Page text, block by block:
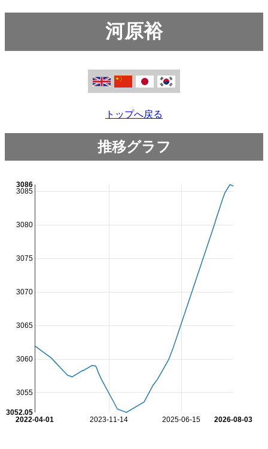
河原裕
トップへ戻る
推移グラフ
2023-11-14 2025-06-15
2022-04-01 2026-08-03
3055
3060
3065
3070
3075
3080
3085
3052.05
3086